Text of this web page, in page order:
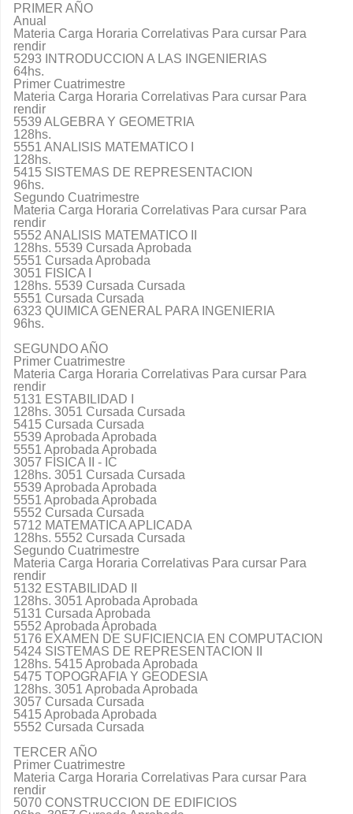
PRIMER AÑO
Anual
Materia Carga Horaria Correlativas Para cursar Para
rendir
5293 INTRODUCCION A LAS INGENIERIAS
64hs.
Primer Cuatrimestre
Materia Carga Horaria Correlativas Para cursar Para
rendir
5539 ALGEBRA Y GEOMETRIA
128hs.
5551 ANALISIS MATEMATICO I
128hs.
5415 SISTEMAS DE REPRESENTACION
96hs.
Segundo Cuatrimestre
Materia Carga Horaria Correlativas Para cursar Para
rendir
5552 ANALISIS MATEMATICO II
128hs. 5539 Cursada Aprobada
5551 Cursada Aprobada
3051 FISICA I
128hs. 5539 Cursada Cursada
5551 Cursada Cursada
6323 QUIMICA GENERAL PARA INGENIERIA
96hs.
SEGUNDO AÑO
Primer Cuatrimestre
Materia Carga Horaria Correlativas Para cursar Para
rendir
5131 ESTABILIDAD I
128hs. 3051 Cursada Cursada
5415 Cursada Cursada
5539 Aprobada Aprobada
5551 Aprobada Aprobada
3057 FISICA II - IC
128hs. 3051 Cursada Cursada
5539 Aprobada Aprobada
5551 Aprobada Aprobada
5552 Cursada Cursada
5712 MATEMATICA APLICADA
128hs. 5552 Cursada Cursada
Segundo Cuatrimestre
Materia Carga Horaria Correlativas Para cursar Para
rendir
5132 ESTABILIDAD II
128hs. 3051 Aprobada Aprobada
5131 Cursada Aprobada
5552 Aprobada Aprobada
5176 EXAMEN DE SUFICIENCIA EN COMPUTACION
5424 SISTEMAS DE REPRESENTACION II
128hs. 5415 Aprobada Aprobada
5475 TOPOGRAFIA Y GEODESIA
128hs. 3051 Aprobada Aprobada
3057 Cursada Cursada
5415 Aprobada Aprobada
5552 Cursada Cursada
TERCER AÑO
Primer Cuatrimestre
Materia Carga Horaria Correlativas Para cursar Para
rendir
5070 CONSTRUCCION DE EDIFICIOS